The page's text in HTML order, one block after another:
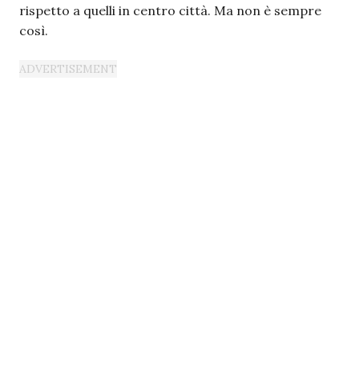
rispetto a quelli in centro città. Ma non è sempre
così.